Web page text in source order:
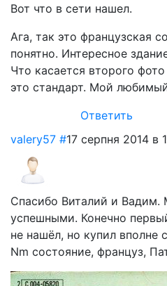
Вот что в сети нашел.
Ага, так это французская
понятно. Интересное
Что касается второго
это стандарт. Мой
Ответить
valery57 #17 серпня 2014 в
Спасибо Виталий и Вадим.
успешными. Конечно
не нашёл, но купил вполне
Nm состояние, француз,